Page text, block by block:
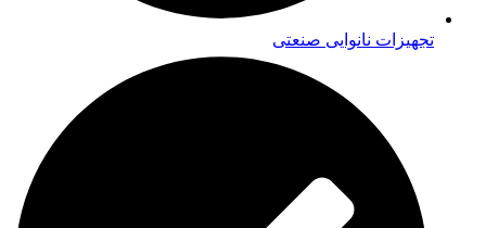
تجهیزات نانوایی صنعتی